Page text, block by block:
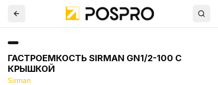
ГАСТРОЕМКОСТЬ SIRMAN GN1/2-100 С
КРЫШКОЙ
Sirman